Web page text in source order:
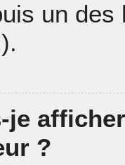
un
je
?